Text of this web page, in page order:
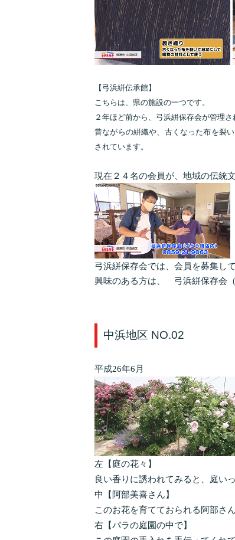
【弓浜絣伝承館】
こちらは、県の施設の一つです。
２年ほど前から、弓浜絣保存会が管理
昔ながらの絣織や、古くなった布を裂
されています。
現在２４名の会員が、地域の伝統
弓浜絣保存会では、会員を募集し
興味のある方は、 弓浜絣保存会
中浜地区 NO.02
平成26年6月
左【庭の花々】
良い香りに誘われてみると、庭い
中【阿部美喜さん】
このお花を育てておられる阿部さ
右【バラの庭園の中で】